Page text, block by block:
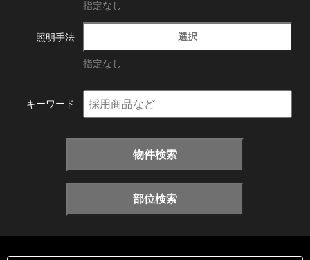
指定なし
照明手法 選択
指定なし
キーワード
物件検索
部位検索